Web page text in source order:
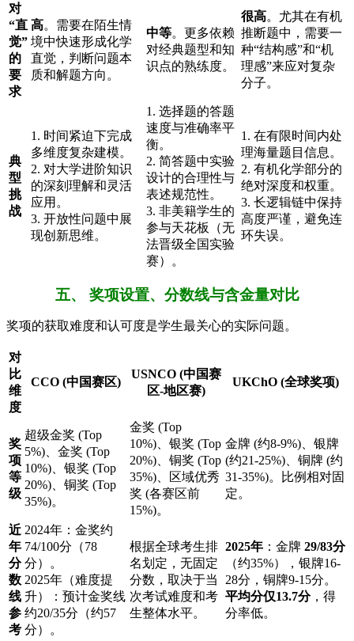
对
“直
觉”
的
要
求
高。需要在陌生情
境中快速形成化学
直觉，判断问题本
质和解题方向。
中等。更多依赖
对经典题型和知
识点的熟练度。
很高。尤其在有机
推断题中，需要一
种“结构感”和“机
理感”来应对复杂
分子。
典
型
挑
战
1. 时间紧迫下完成
多维度复杂建模。
2. 对大学进阶知识
的深刻理解和灵活
应用。
3. 开放性问题中展
现创新思维。
1. 选择题的答题
速度与准确率平
衡。
2. 简答题中实验
设计的合理性与
表述规范性。
3. 非美籍学生的
参与天花板（无
法晋级全国实验
赛）。
1. 在有限时间内处
理海量题目信息。
2. 有机化学部分的
绝对深度和权重。
3. 长逻辑链中保持
高度严谨，避免连
环失误。
五、 奖项设置、分数线与含金量对比
奖项的获取难度和认可度是学生最关心的实际问题。
对
比
维
度
CCO (中国赛区)
USNCO (中国赛
区-地区赛)
UKChO (全球奖项)
奖
项
等
级
超级金奖 (Top
5%)、金奖 (Top
10%)、银奖 (Top
20%)、铜奖 (Top
35%)。
金奖 (Top
10%)、银奖 (Top
20%)、铜奖 (Top
35%)、区域优秀
奖 (各赛区前
15%)。
金牌 (约8-9%)、银牌
(约21-25%)、铜牌 (约
31-35%)。比例相对固
定。
近
年
分
数
线
参
考
2024年：金奖约
74/100分（78
分）。
2025年（难度提
升）：预计金奖线
约20/35分（约57
分）。
根据全球考生排
名划定，无固定
分数，取决于当
次考试难度和考
生整体水平。
2025年 ：金牌 29/83分
（约35%），银牌16-
28分，铜牌9-15分。
平均分仅13.7分，得
分率低。